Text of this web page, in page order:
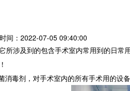
间：2022-07-05 09:40:00
所涉及到的包含手术室内常用到的日
毒剂，对手术室内的所有手术用的设